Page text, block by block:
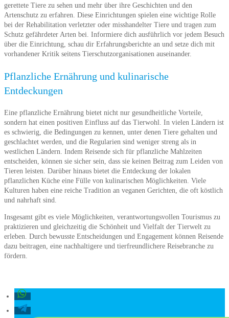
gerettete Tiere zu sehen und mehr über ihre Geschichten und den
Artenschutz zu erfahren. Diese Einrichtungen spielen eine wichtige Rolle
bei der Rehabilitation verletzter oder misshandelter Tiere und tragen zum
Schutz gefährdeter Arten bei. Informiere dich ausführlich vor jedem Besuch
über die Einrichtung, schau dir Erfahrungsberichte an und setze dich mit
vorhandener Kritik seitens Tierschutzorganisationen auseinander.
Pflanzliche Ernährung und kulinarische
Entdeckungen
Eine pflanzliche Ernährung bietet nicht nur gesundheitliche Vorteile,
sondern hat einen positiven Einfluss auf das Tierwohl. In vielen Ländern ist
es schwierig, die Bedingungen zu kennen, unter denen Tiere gehalten und
geschlachtet werden, und die Regularien sind weniger streng als in
westlichen Ländern. Indem Reisende sich für pflanzliche Mahlzeiten
entscheiden, können sie sicher sein, dass sie keinen Beitrag zum Leiden von
Tieren leisten. Darüber hinaus bietet die Entdeckung der lokalen
pflanzlichen Küche eine Fülle von kulinarischen Möglichkeiten. Viele
Kulturen haben eine reiche Tradition an veganen Gerichten, die oft köstlich
und nahrhaft sind.
Insgesamt gibt es viele Möglichkeiten, verantwortungsvollen Tourismus zu
praktizieren und gleichzeitig die Schönheit und Vielfalt der Tierwelt zu
erleben. Durch bewusste Entscheidungen und Engagement können Reisende
dazu beitragen, eine nachhaltigere und tierfreundlichere Reisebranche zu
fördern.